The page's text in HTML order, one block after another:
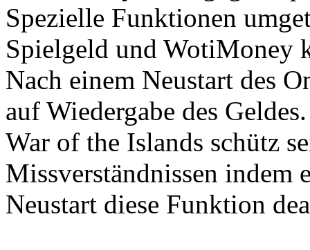
Spezielle Funktionen
Spielgeld und WotiMoney
Nach einem Neustart des
auf Wiedergabe des Geldes.
War of the Islands schütz
Missverständnissen indem
Neustart diese Funktion